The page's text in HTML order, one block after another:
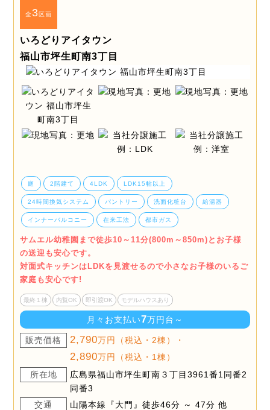
全3区画
いろどりアイタウン
福山市坪生町南3丁目
庭 2階建て 4LDK LDK15帖以上
24時間換気システム パントリー 洗面化粧台 給湯器
インナーバルコニー 在来工法 都市ガス
サムエル幼稚園まで徒歩10～11分(800m～850m)とお子様
の送迎も安心です。
対面式キッチンはLDKを見渡せるので小さなお子様のいるご
家庭も安心です!
最終１棟 内覧OK 即引渡OK モデルハウスあり
月々お支払い7万円台～
販売価格 2,790万円（税込・2棟）・
2,890万円（税込・1棟）
所在地
広島県福山市坪生町南３丁目3961番1同番2
同番3
交通
山陽本線『大門』徒歩46分 ～ 47分 他